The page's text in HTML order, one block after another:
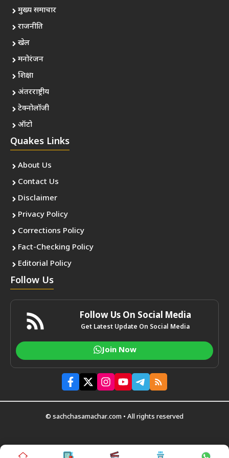
मुख्य समाचार
राजनीति
खेल
मनोरंजन
शिक्षा
अंतरराष्ट्रीय
टेक्नोलॉजी
ऑटो
Quakes Links
About Us
Contact Us
Disclaimer
Privacy Policy
Corrections Policy
Fact-Checking Policy
Editorial Policy
Follow Us
Follow Us On Social Media
Get Latest Update On Social Media
Join Now
© sachchasamachar.com • All rights reserved